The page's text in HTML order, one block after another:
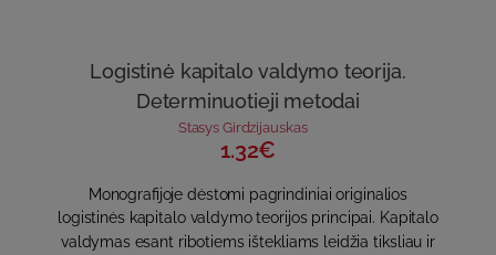
Logistinė kapitalo valdymo teorija.
Determinuotieji metodai
Stasys Girdzijauskas
1.32€
Monografijoje dėstomi pagrindiniai originalios
logistinės kapitalo valdymo teorijos principai. Kapitalo
valdymas esant ribotiems ištekliams leidžia tiksliau ir